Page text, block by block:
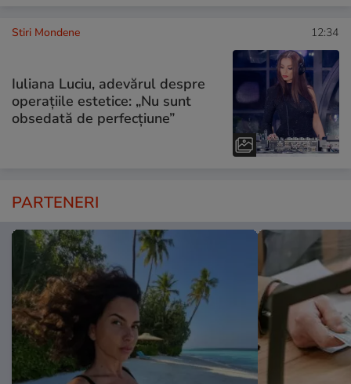
Stiri Mondene 12:34
Iuliana Luciu, adevărul despre
operațiile estetice: „Nu sunt
obsedată de perfecțiune”
PARTENERI